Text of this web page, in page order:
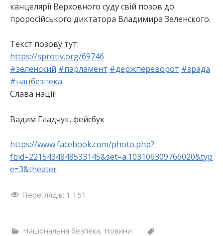
канцелярії Верховного суду свій позов до
проросійського диктатора Владимира Зеленского.
Текст позову тут:
https://sprotiv.org/69746
#зеленский #парламент #держпереворот #зрада
#нацбезпека
Слава нації!
Вадим Гладчук, фейсбук
https://www.facebook.com/photo.php?
fbid=2215434848533145&set=a.103106309766020&typ
e=3&theater
Переглядів: 1 151
Національна безпека, Новини